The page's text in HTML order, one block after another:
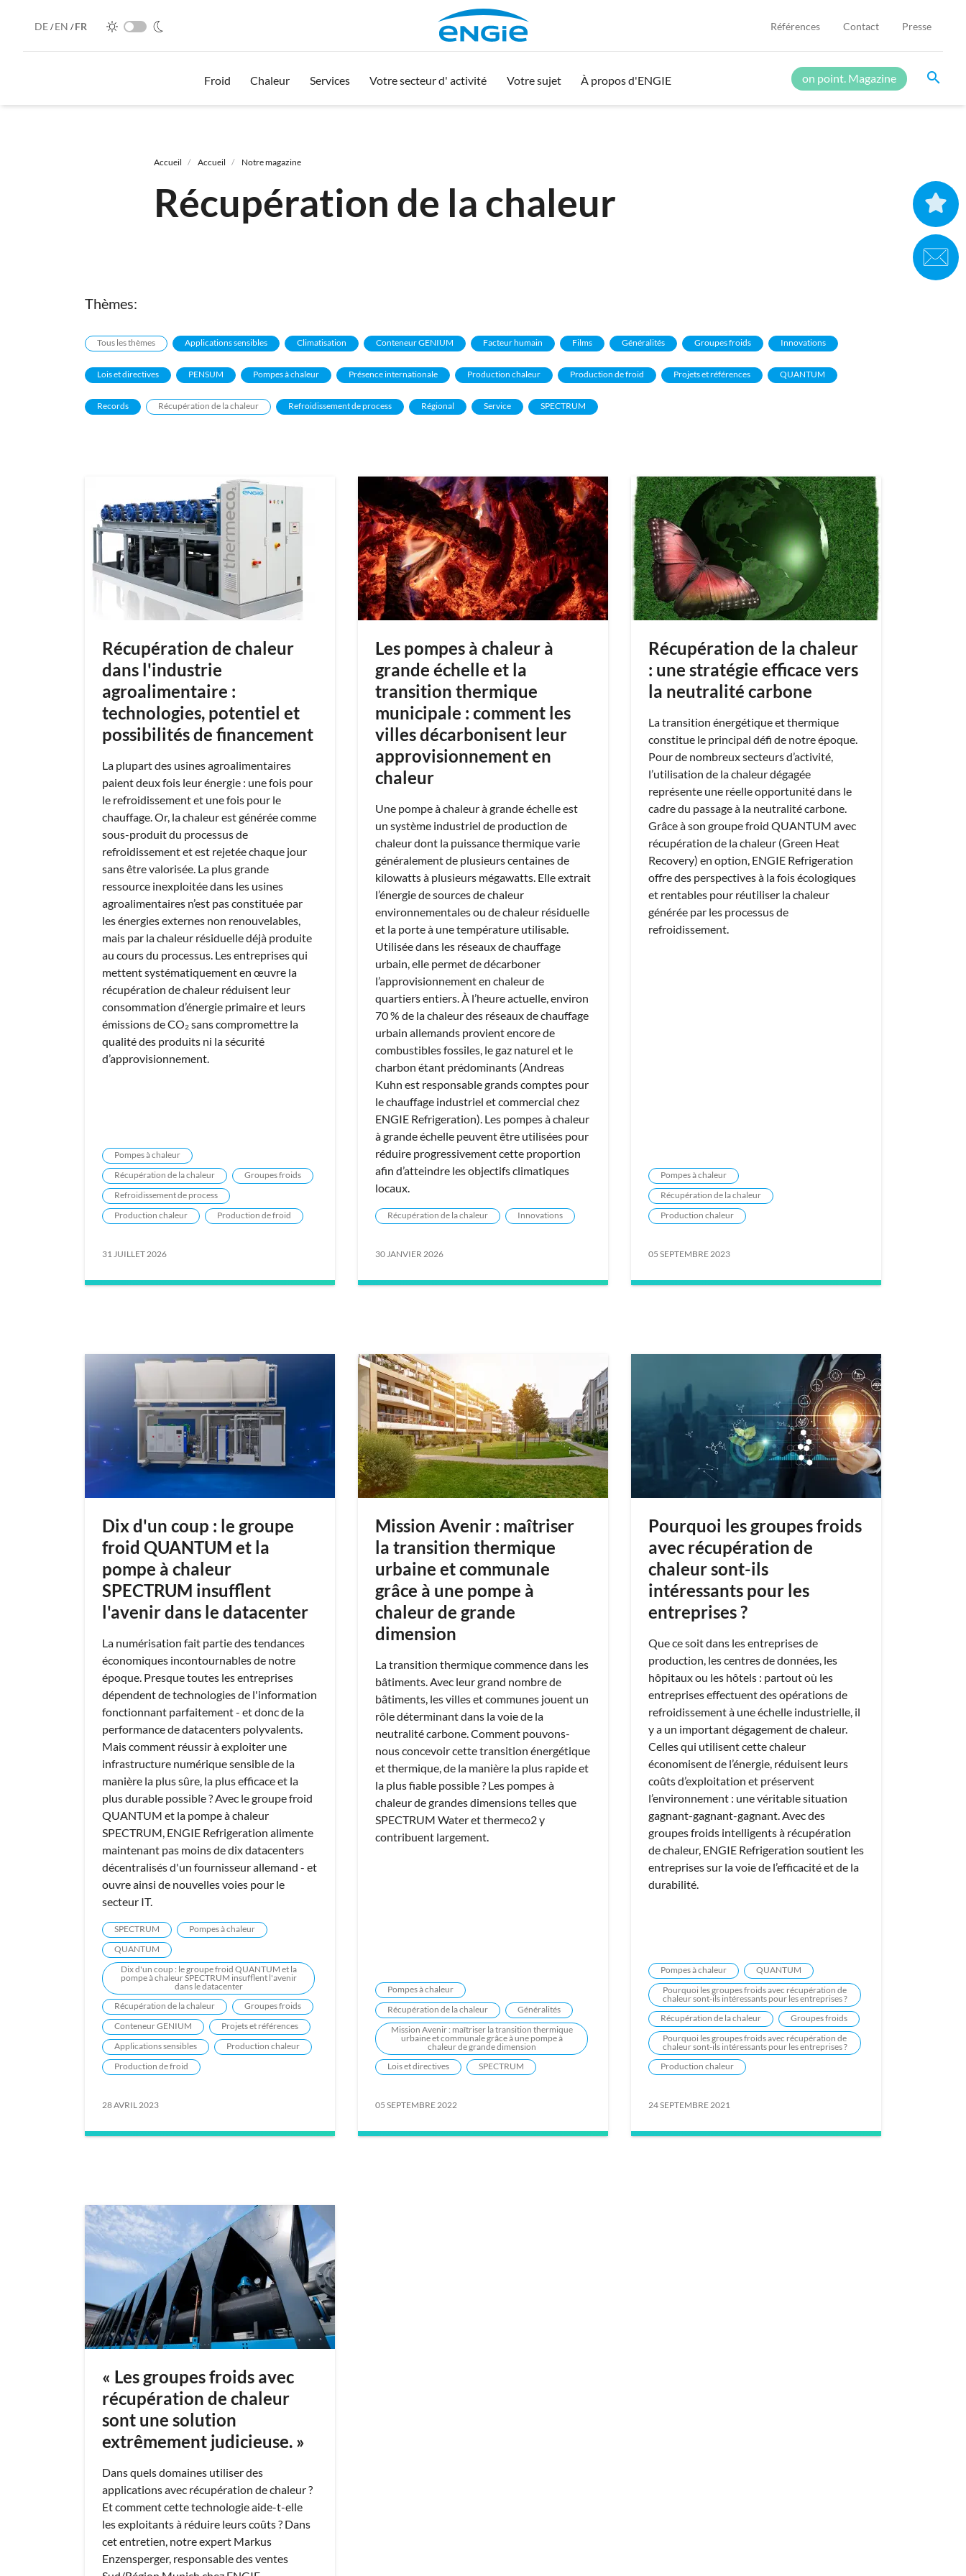
DE /EN /FR Références Contact Presse
Froid Chaleur Services Votre secteur d' activité Votre sujet À propos d'ENGIE on point. Magazine search
Accueil Accueil Notre magazine
Récupération de la chaleur
Thèmes:
Tous les thèmes Applications sensibles Climatisation Conteneur GENIUM Facteur humain Films Généralités Groupes froids Innovations
Lois et directives PENSUM Pompes à chaleur Présence internationale Production chaleur Production de froid Projets et références QUANTUM
Records Récupération de la chaleur Refroidissement de process Régional Service SPECTRUM
Récupération de chaleur
dans l'industrie
agroalimentaire :
technologies, potentiel et
possibilités de financement
La plupart des usines agroalimentaires
paient deux fois leur énergie : une fois pour
le refroidissement et une fois pour le
chauffage. Or, la chaleur est générée comme
sous-produit du processus de
refroidissement et est rejetée chaque jour
sans être valorisée. La plus grande
ressource inexploitée dans les usines
agroalimentaires n’est pas constituée par
les énergies externes non renouvelables,
mais par la chaleur résiduelle déjà produite
au cours du processus. Les entreprises qui
mettent systématiquement en œuvre la
récupération de chaleur réduisent leur
consommation d’énergie primaire et leurs
émissions de CO₂ sans compromettre la
qualité des produits ni la sécurité
d’approvisionnement.
Pompes à chaleur
Récupération de la chaleur
Groupes froids
Refroidissement de process
Production chaleur
Production de froid
31 JUILLET 2026
Les pompes à chaleur à
grande échelle et la
transition thermique
municipale : comment les
villes décarbonisent leur
approvisionnement en
chaleur
Une pompe à chaleur à grande échelle est
un système industriel de production de
chaleur dont la puissance thermique varie
généralement de plusieurs centaines de
kilowatts à plusieurs mégawatts. Elle extrait
l’énergie de sources de chaleur
environnementales ou de chaleur résiduelle
et la porte à une température utilisable.
Utilisée dans les réseaux de chauffage
urbain, elle permet de décarboner
l’approvisionnement en chaleur de
quartiers entiers. À l’heure actuelle, environ
70 % de la chaleur des réseaux de chauffage
urbain allemands provient encore de
combustibles fossiles, le gaz naturel et le
charbon étant prédominants (Andreas
Kuhn est responsable grands comptes pour
le chauffage industriel et commercial chez
ENGIE Refrigeration). Les pompes à chaleur
à grande échelle peuvent être utilisées pour
réduire progressivement cette proportion
afin d’atteindre les objectifs climatiques
locaux.
Récupération de la chaleur Innovations
30 JANVIER 2026
Récupération de la chaleur
: une stratégie efficace vers
la neutralité carbone
La transition énergétique et thermique
constitue le principal défi de notre époque.
Pour de nombreux secteurs d’activité,
l’utilisation de la chaleur dégagée
représente une réelle opportunité dans le
cadre du passage à la neutralité carbone.
Grâce à son groupe froid QUANTUM avec
récupération de la chaleur (Green Heat
Recovery) en option, ENGIE Refrigeration
offre des perspectives à la fois écologiques
et rentables pour réutiliser la chaleur
générée par les processus de
refroidissement.
Pompes à chaleur
Récupération de la chaleur
Production chaleur
05 SEPTEMBRE 2023
Dix d'un coup : le groupe
froid QUANTUM et la
pompe à chaleur
SPECTRUM insufflent
l'avenir dans le datacenter
La numérisation fait partie des tendances
économiques incontournables de notre
époque. Presque toutes les entreprises
dépendent de technologies de l'information
fonctionnant parfaitement - et donc de la
performance de datacenters polyvalents.
Mais comment réussir à exploiter une
infrastructure numérique sensible de la
manière la plus sûre, la plus efficace et la
plus durable possible ? Avec le groupe froid
QUANTUM et la pompe à chaleur
SPECTRUM, ENGIE Refrigeration alimente
maintenant pas moins de dix datacenters
décentralisés d'un fournisseur allemand - et
ouvre ainsi de nouvelles voies pour le
secteur IT.
SPECTRUM
Pompes à chaleur
QUANTUM
Dix d'un coup : le groupe froid QUANTUM et la
pompe à chaleur SPECTRUM insufflent l'avenir
dans le datacenter
Récupération de la chaleur
Groupes froids
Conteneur GENIUM
Projets et références
Applications sensibles
Production chaleur
Production de froid
28 AVRIL 2023
Mission Avenir : maîtriser
la transition thermique
urbaine et communale
grâce à une pompe à
chaleur de grande
dimension
La transition thermique commence dans les
bâtiments. Avec leur grand nombre de
bâtiments, les villes et communes jouent un
rôle déterminant dans la voie de la
neutralité carbone. Comment pouvons-
nous concevoir cette transition énergétique
et thermique, de la manière la plus rapide et
la plus fiable possible ? Les pompes à
chaleur de grandes dimensions telles que
SPECTRUM Water et thermeco2 y
contribuent largement.
Pompes à chaleur
Récupération de la chaleur
Généralités
Mission Avenir : maîtriser la transition thermique
urbaine et communale grâce à une pompe à
chaleur de grande dimension
Lois et directives
SPECTRUM
05 SEPTEMBRE 2022
Pourquoi les groupes froids
avec récupération de
chaleur sont-ils
intéressants pour les
entreprises ?
Que ce soit dans les entreprises de
production, les centres de données, les
hôpitaux ou les hôtels : partout où les
entreprises effectuent des opérations de
refroidissement à une échelle industrielle, il
y a un important dégagement de chaleur.
Celles qui utilisent cette chaleur
économisent de l’énergie, réduisent leurs
coûts d’exploitation et préservent
l’environnement : une véritable situation
gagnant-gagnant-gagnant. Avec des
groupes froids intelligents à récupération
de chaleur, ENGIE Refrigeration soutient les
entreprises sur la voie de l’efficacité et de la
durabilité.
Pompes à chaleur
QUANTUM
Pourquoi les groupes froids avec récupération de
chaleur sont-ils intéressants pour les entreprises ?
Récupération de la chaleur
Groupes froids
Pourquoi les groupes froids avec récupération de
chaleur sont-ils intéressants pour les entreprises ?
Production chaleur
24 SEPTEMBRE 2021
« Les groupes froids avec
récupération de chaleur
sont une solution
extrêmement judicieuse. »
Dans quels domaines utiliser des
applications avec récupération de chaleur ?
Et comment cette technologie aide-t-elle
les exploitants à réduire leurs coûts ? Dans
cet entretien, notre expert Markus
Enzensperger, responsable des ventes